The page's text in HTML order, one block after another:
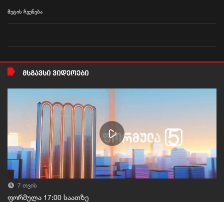
მეტის ჩვენება
ᲛᲡᲒᲐᲕᲡᲘ ᲕᲘᲓᲔᲝᲔᲑᲘ
7 თვის
ფორმულა 17:00 საათზე